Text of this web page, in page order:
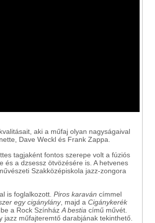
aki a műfaj olyan nagyságaival
Dave Weckl és Frank Zappa.
tagjaként fontos szerepe volt a fúziós
és a dzsessz ötvözésére is. A hetvenes
Szakközépiskola jazz-zongora
is foglalkozott. Piros karaván címmel
egy cigánylány, majd a Cigánykerék
a Rock SzínházA bestia című művét.
jazz műfajteremtő darabjának tekinthető.